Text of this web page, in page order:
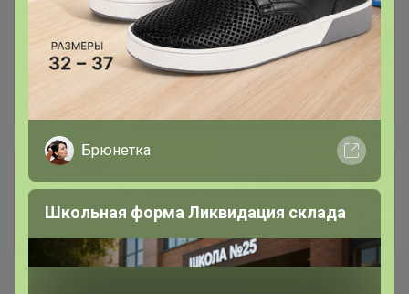
завершен
Брюнетка
Школьная форма Ликвидация склада